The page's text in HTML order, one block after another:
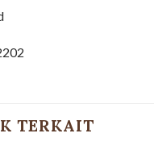
TERKAIT